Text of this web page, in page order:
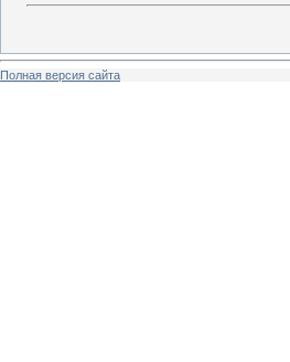
Полная версия сайта